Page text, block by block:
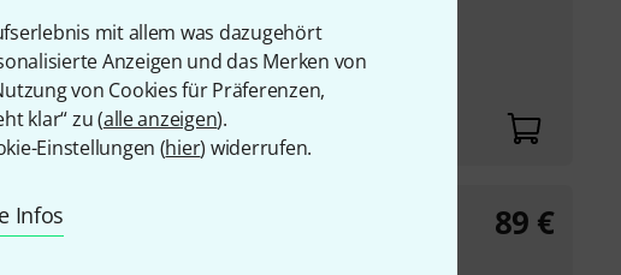
mit allem was dazugehört
Anzeigen und das Merken von
von Cookies für Präferenzen,
klar“ zu (alle anzeigen).
Einstellungen (hier) widerrufen.
Infos
100 Bass-Tonabnehmer
89 €